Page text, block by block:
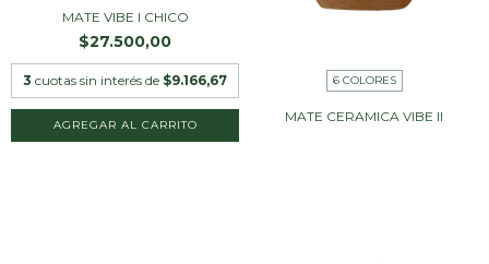
MATE VIBE I CHICO
$27.500,00
3 cuotas sin interés de $9.166,67
AGREGAR AL CARRITO
6 COLORES
MATE CERAMICA VIBE II